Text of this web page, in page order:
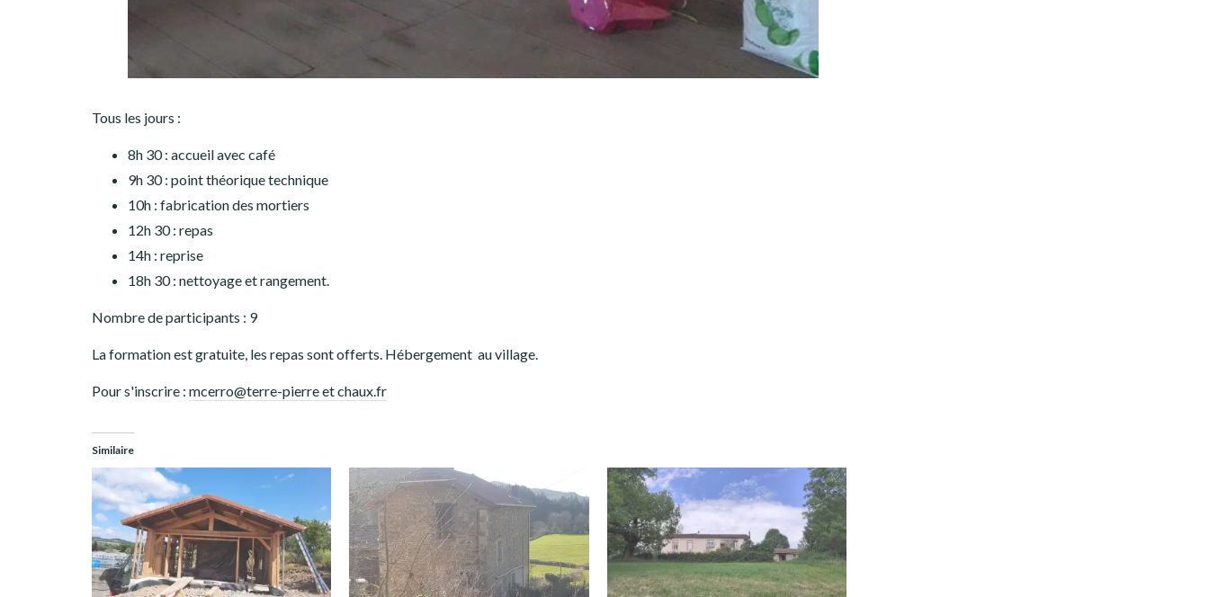
Tous les jours :
8h 30 : accueil avec café
9h 30 : point théorique technique
10h : fabrication des mortiers
12h 30 : repas
14h : reprise
18h 30 : nettoyage et rangement.
Nombre de participants : 9
La formation est gratuite, les repas sont offerts. Hébergement au village.
Pour s'inscrire : mcerro@terre-pierre et chaux.fr
Similaire